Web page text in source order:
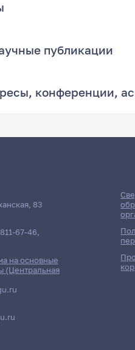
публикации
конференции,
83
67-46,
на основные
(Центральная